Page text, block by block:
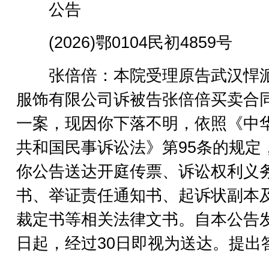
公告
(2026)鄂0104民初4859号
张倍倍：本院受理原告武汉悍
服饰有限公司诉被告张倍倍买卖合
一案，现因你下落不明，依照《中
共和国民事诉讼法》第95条的规定
你公告送达开庭传票、诉讼权利义
书、举证责任通知书、起诉状副本
裁定书等相关法律文书。自本公告
日起，经过30日即视为送达。提出